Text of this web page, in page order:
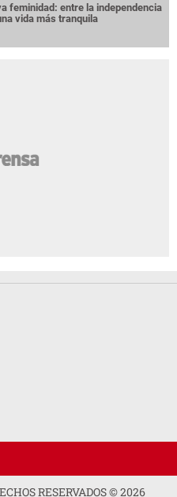
feminidad: entre la independencia
vida más tranquila
RESERVADOS ©2026